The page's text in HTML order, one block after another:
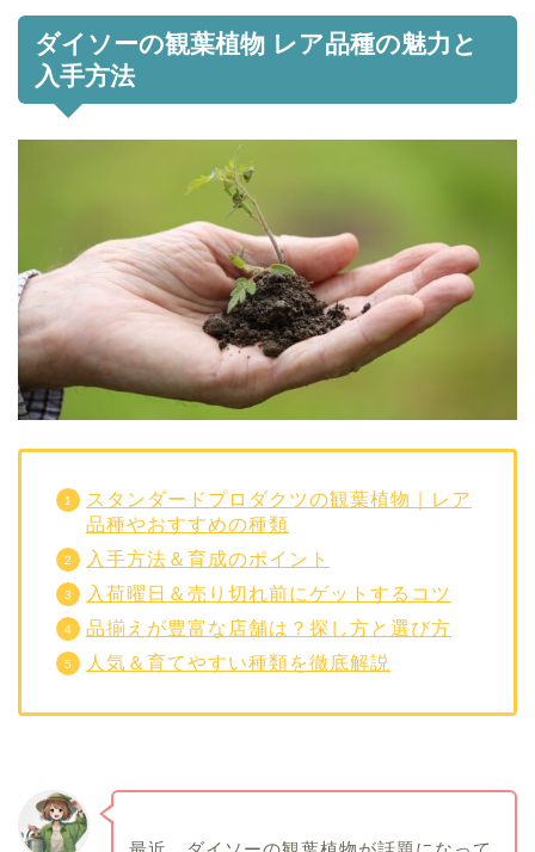
ダイソーの観葉植物 レア品種の魅力と
入手方法
スタンダードプロダクツの観葉植物｜レア
品種やおすすめの種類
入手方法＆育成のポイント
入荷曜日＆売り切れ前にゲットするコツ
品揃えが豊富な店舗は？探し方と選び方
人気＆育てやすい種類を徹底解説